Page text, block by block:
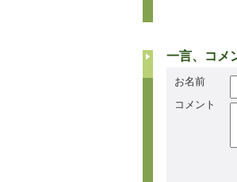
一言、コメ
お名前
コメント